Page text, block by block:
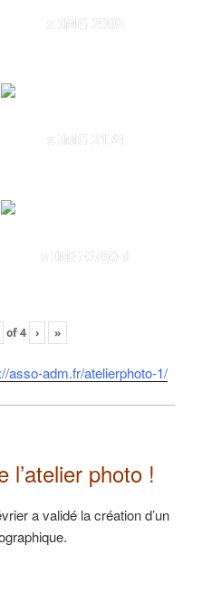
s IMG 2092
s IMG 2174
s IMG 0760 d
of4 › »
asso-adm.fr/atelierphoto-1/
l’atelier photo !
a validé la création d’un